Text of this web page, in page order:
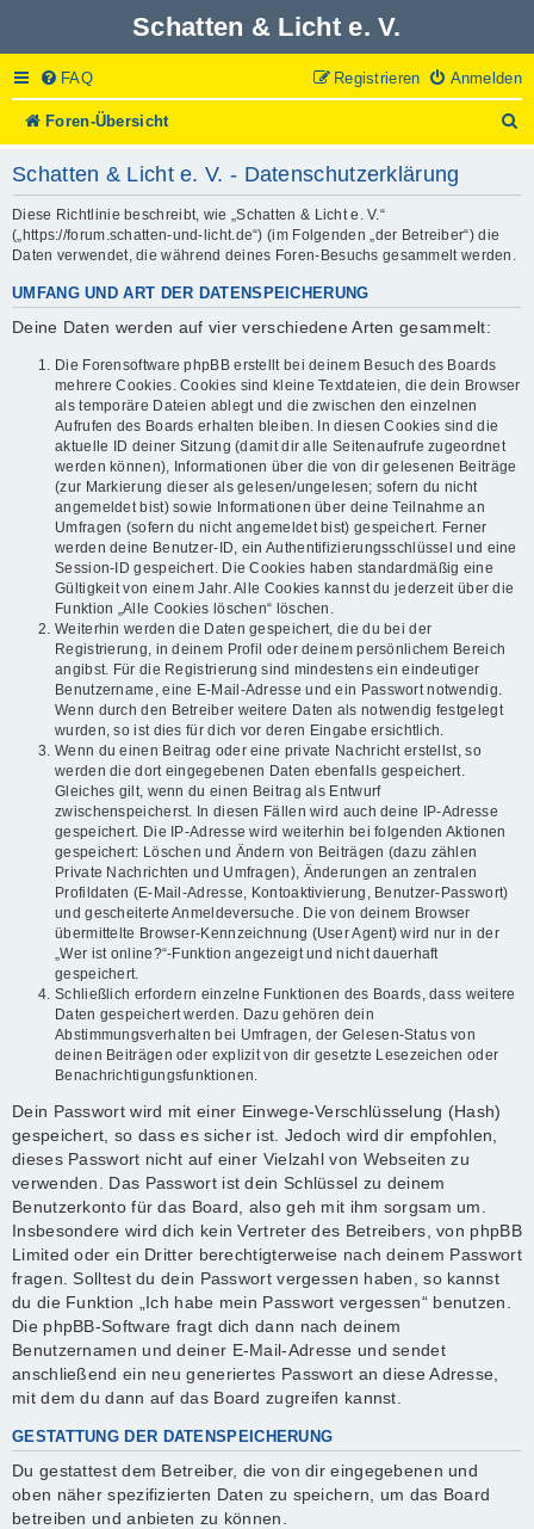
Schatten & Licht e. V.
FAQ Anmelden
Registrieren
Foren-Übersicht
u
Schatten & Licht e. V. - Datenschutzerklärung
Diese Richtlinie beschreibt, wie „Schatten & Licht e. V.“
(„https://forum.schatten-und-licht.de“) (im Folgenden „der Betreiber“) die
Daten verwendet, die während deines Foren-Besuchs gesammelt werden.
UMFANG UND ART DER DATENSPEICHERUNG
Deine Daten werden auf vier verschiedene Arten gesammelt:
Die Forensoftware phpBB erstellt bei deinem Besuch des Boards
mehrere Cookies. Cookies sind kleine Textdateien, die dein Browser
als temporäre Dateien ablegt und die zwischen den einzelnen
Aufrufen des Boards erhalten bleiben. In diesen Cookies sind die
aktuelle ID deiner Sitzung (damit dir alle Seitenaufrufe zugeordnet
werden können), Informationen über die von dir gelesenen Beiträge
(zur Markierung dieser als gelesen/ungelesen; sofern du nicht
angemeldet bist) sowie Informationen über deine Teilnahme an
Umfragen (sofern du nicht angemeldet bist) gespeichert. Ferner
werden deine Benutzer-ID, ein Authentifizierungsschlüssel und eine
Session-ID gespeichert. Die Cookies haben standardmäßig eine
Gültigkeit von einem Jahr. Alle Cookies kannst du jederzeit über die
Funktion „Alle Cookies löschen“ löschen.
Weiterhin werden die Daten gespeichert, die du bei der
Registrierung, in deinem Profil oder deinem persönlichem Bereich
angibst. Für die Registrierung sind mindestens ein eindeutiger
Benutzername, eine E-Mail-Adresse und ein Passwort notwendig.
Wenn durch den Betreiber weitere Daten als notwendig festgelegt
wurden, so ist dies für dich vor deren Eingabe ersichtlich.
Wenn du einen Beitrag oder eine private Nachricht erstellst, so
werden die dort eingegebenen Daten ebenfalls gespeichert.
Gleiches gilt, wenn du einen Beitrag als Entwurf
zwischenspeicherst. In diesen Fällen wird auch deine IP-Adresse
gespeichert. Die IP-Adresse wird weiterhin bei folgenden Aktionen
gespeichert: Löschen und Ändern von Beiträgen (dazu zählen
Private Nachrichten und Umfragen), Änderungen an zentralen
Profildaten (E-Mail-Adresse, Kontoaktivierung, Benutzer-Passwort)
und gescheiterte Anmeldeversuche. Die von deinem Browser
übermittelte Browser-Kennzeichnung (User Agent) wird nur in der
„Wer ist online?“-Funktion angezeigt und nicht dauerhaft
gespeichert.
Schließlich erfordern einzelne Funktionen des Boards, dass weitere
Daten gespeichert werden. Dazu gehören dein
Abstimmungsverhalten bei Umfragen, der Gelesen-Status von
deinen Beiträgen oder explizit von dir gesetzte Lesezeichen oder
Benachrichtigungsfunktionen.
Dein Passwort wird mit einer Einwege-Verschlüsselung (Hash)
gespeichert, so dass es sicher ist. Jedoch wird dir empfohlen,
dieses Passwort nicht auf einer Vielzahl von Webseiten zu
verwenden. Das Passwort ist dein Schlüssel zu deinem
Benutzerkonto für das Board, also geh mit ihm sorgsam um.
Insbesondere wird dich kein Vertreter des Betreibers, von phpBB
Limited oder ein Dritter berechtigterweise nach deinem Passwort
fragen. Solltest du dein Passwort vergessen haben, so kannst
du die Funktion „Ich habe mein Passwort vergessen“ benutzen.
Die phpBB-Software fragt dich dann nach deinem
Benutzernamen und deiner E-Mail-Adresse und sendet
anschließend ein neu generiertes Passwort an diese Adresse,
mit dem du dann auf das Board zugreifen kannst.
GESTATTUNG DER DATENSPEICHERUNG
Du gestattest dem Betreiber, die von dir eingegebenen und
oben näher spezifizierten Daten zu speichern, um das Board
betreiben und anbieten zu können.